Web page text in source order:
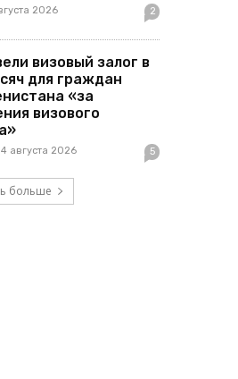
2026 2
визовый залог в
для граждан
«за
визового
августа 2026 5
больше